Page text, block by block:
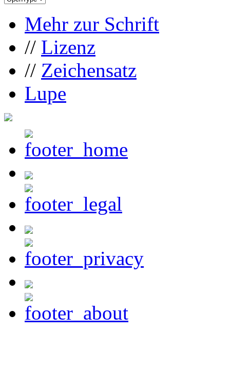
Mehr zur Schrift
// Lizenz
// Zeichensatz
Lupe